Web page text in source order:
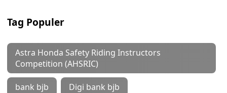
Tag Populer
Astra Honda Safety Riding Instructors
Competition (AHSRIC)
bank bjb Digi bank bjb